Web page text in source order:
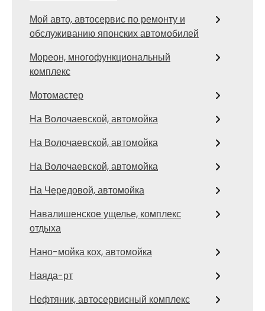
Мой авто, автосервис по ремонту и
обслуживанию японских автомобилей
Мореон, многофункциональный
комплекс
Мотомастер
На Волочаевской, автомойка
На Волочаевской, автомойка
На Волочаевской, автомойка
На Чередовой, автомойка
Навалишенское ущелье, комплекс
отдыха
Нано-мойка кох, автомойка
Наяда-рт
Нефтяник, автосервисный комплекс